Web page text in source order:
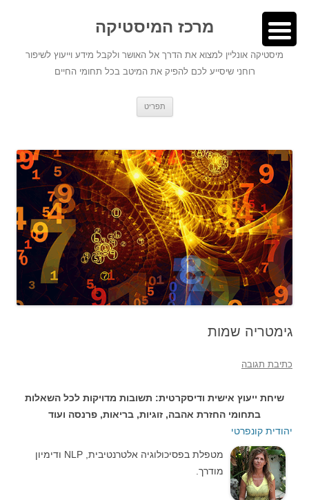
לתוכן
מרכז המיסטיקה
מיסטיקה אונליין למצוא את הדרך אל האושר ולקבל מידע וייעוץ לשיפור
רוחני שיסייע לכם להפיק את המיטב בכל תחומי החיים
תפריט
גימטריה שמות
כתיבת תגובה
שיחת ייעוץ אישית ודיסקרטית: תשובות מדויקות לכל השאלות
בתחומי החזרת אהבה, זוגיות, בריאות, פרנסה ועוד
יהודית קונפרטי
מטפלת בפסיכולוגיה אלטרנטיבית, NLP ודימיון
מודרך.